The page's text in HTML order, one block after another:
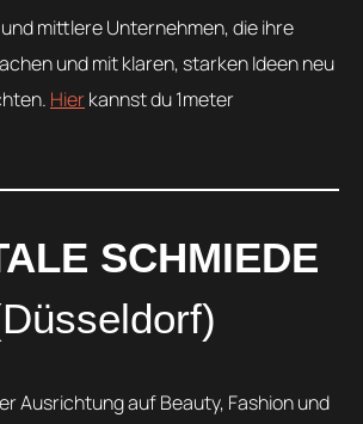
mittlere Unternehmen, die ihre
und mit klaren, starken Ideen neu
Hierkannst du 1meter
SCHMIEDE
Ausrichtung auf Beauty, Fashion und